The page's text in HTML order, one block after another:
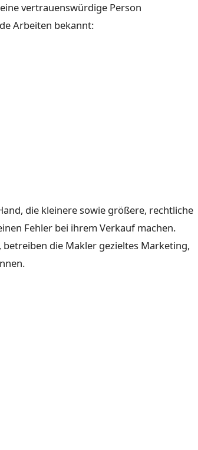
vertrauenswürdige Person
Arbeiten bekannt:
die kleinere sowie größere, rechtliche
Fehler bei ihrem Verkauf machen.
die Makler gezieltes Marketing,